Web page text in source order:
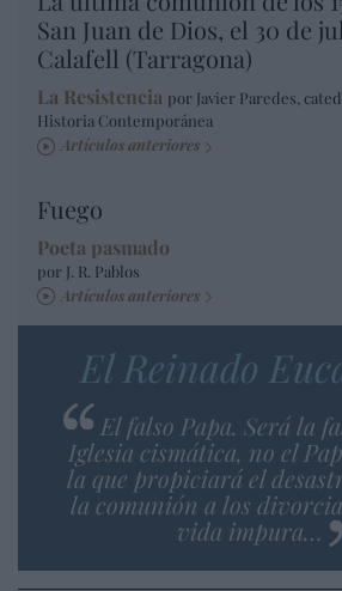
San Juan de Dios, el 30 de
Calafell (Tarragona)
La Resistencia por Javier Paredes,
Historia Contemporánea
Artículos anteriores
Fuego
Poeta pasmado
por J. R. Pablos
Artículos anteriores
El Reinado
El falso Papa. Será la
Iglesia cismática, no el
la que propiciará el
la comunión a los
vida impura…